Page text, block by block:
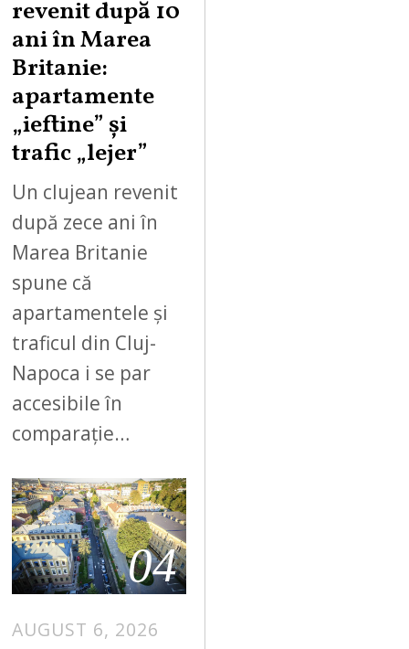
revenit după 10
ani în Marea
Britanie:
apartamente
„ieftine” și
trafic „lejer”
Un clujean revenit
după zece ani în
Marea Britanie
spune că
apartamentele și
traficul din Cluj-
Napoca i se par
accesibile în
comparație…
04
AUGUST 6, 2026